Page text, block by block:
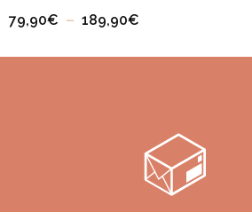
79,90€ – 189,90€